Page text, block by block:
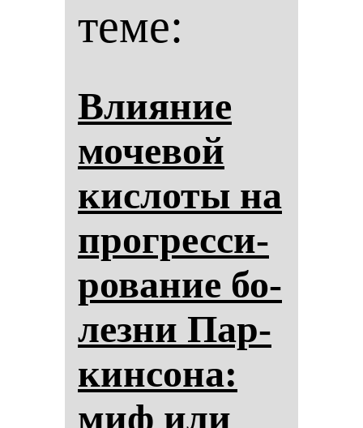
теме:
Вли­яние
мо­че­вой
кис­ло­ты на
прог­рес­си­
ро­ва­ние бо­
лез­ни Пар­
кин­со­на:
миф или